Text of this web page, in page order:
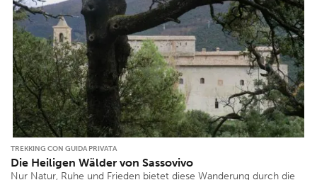
TREKKING CON GUIDA PRIVATA
Die Heiligen Wälder von Sassovivo
Nur Natur, Ruhe und Frieden bietet diese Wanderung durch die